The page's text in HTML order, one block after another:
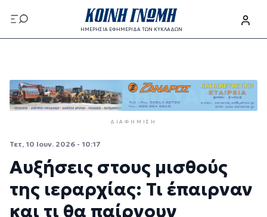
Παράκαμψη προς το κυρίως περιεχόμενο
ΗΜΕΡΗΣΙΑ ΕΦΗΜΕΡΙΔΑ ΤΩΝ ΚΥΚΛΑΔΩΝ
ΔΙΑΦΉΜΙΣΗ
Τετ, 10 Ιουν. 2026 - 10:17
Αυξήσεις στους μισθούς
της ιεραρχίας: Τι έπαιρναν
και τι θα παίρνουν